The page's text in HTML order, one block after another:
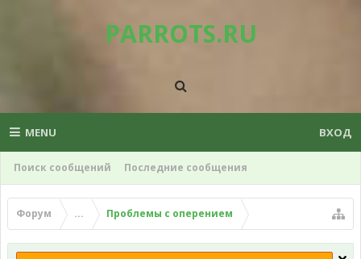
PARROTS.RU
MENU
Поиск сообщений Последние сообщения
ВХОД
Форум ... Проблемы с оперением